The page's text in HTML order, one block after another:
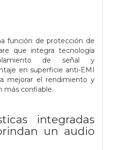
función de protección de
que integra tecnología
de señal y
en superficie anti-EMI
mejorar el rendimiento y
más confiable.
integradas
un audio